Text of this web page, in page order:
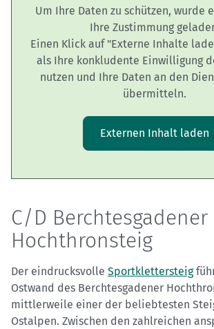
Um Ihre Daten zu schützen, wurde
Ihre Zustimmung
Einen Klick auf "Externe Inhalte
als Ihre konkludente Einwilligung
nutzen und Ihre Daten an den
übermitteln.
Externen Inhalt laden
C/D Berchtesgadener
Hochthronsteig
Der eindrucksvolle Sportklettersteig
Ostwand des Berchtesgadener
mittlerweile einer der beliebtesten
Ostalpen. Zwischen den zahlreichen